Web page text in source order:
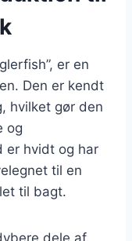
er en
Den er kendt
hvilket gør den
og
er hvidt og har
til en
til bagt.
dele af